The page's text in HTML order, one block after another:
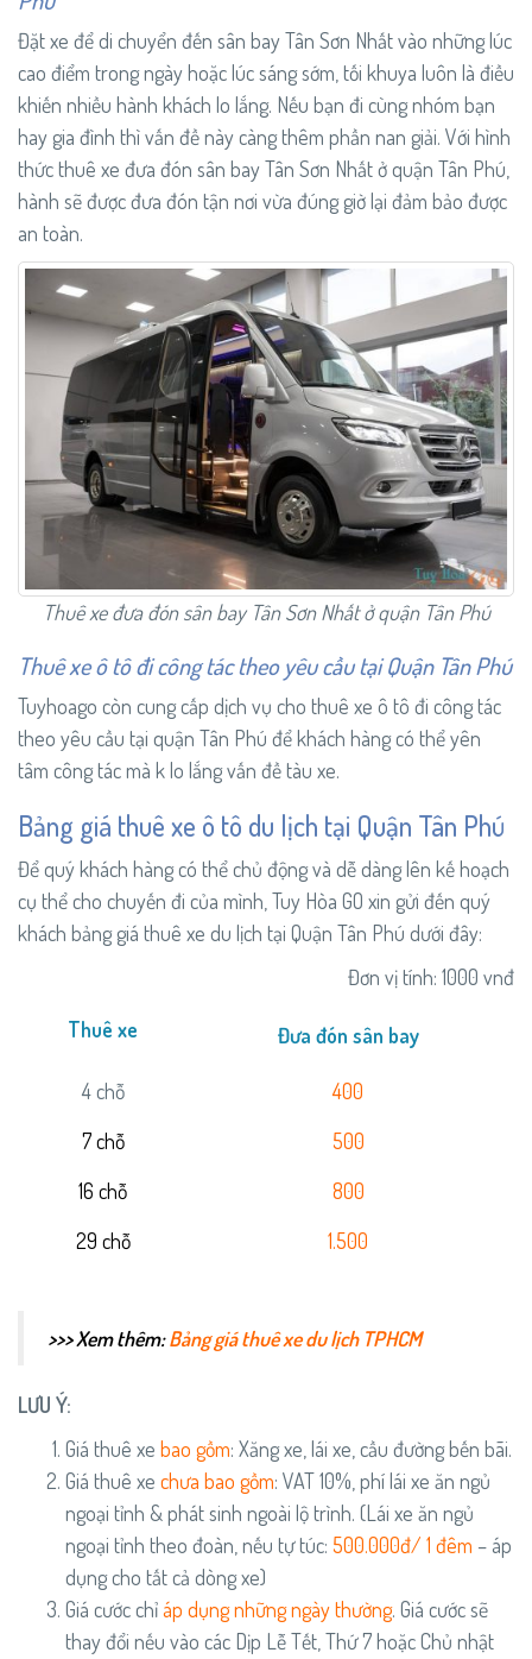
Đặt xe để di chuyển đến sân bay Tân Sơn Nhất vào những lúc
cao điểm trong ngày hoặc lúc sáng sớm, tối khuya luôn là điều
khiến nhiều hành khách lo lắng. Nếu bạn đi cùng nhóm bạn
hay gia đình thì vấn đề này càng thêm phần nan giải. Với hình
thức thuê xe đưa đón sân bay Tân Sơn Nhất ở quận Tân Phú,
hành sẽ được đưa đón tận nơi vừa đúng giờ lại đảm bảo được
an toàn.
Thuê xe đưa đón sân bay Tân Sơn Nhất ở quận Tân Phú
Thuê xe ô tô đi công tác theo yêu cầu tại Quận Tân Phú
Tuyhoago còn cung cấp dịch vụ cho thuê xe ô tô đi công tác
theo yêu cầu tại quận Tân Phú để khách hàng có thể yên
tâm công tác mà k lo lắng vấn đề tàu xe.
Bảng giá thuê xe ô tô du lịch tại Quận Tân Phú
Để quý khách hàng có thể chủ động và dễ dàng lên kế hoạch
cụ thể cho chuyến đi của mình, Tuy Hòa GO xin gửi đến quý
khách bảng giá thuê xe du lịch tại Quận Tân Phú dưới đây:
Đơn vị tính: 1000 vnđ
Thuê xe
Đưa đón sân bay
4 chỗ
400
7 chỗ
500
16 chỗ
800
29 chỗ
1.500
>>> Xem thêm:Bảng giá thuê xe du lịch TPHCM
LƯU Ý:
Giá thuê xe bao gồm: Xăng xe, lái xe, cầu đường bến bãi.
Giá thuê xe chưa bao gồm: VAT 10%, phí lái xe ăn ngủ
ngoại tỉnh & phát sinh ngoài lộ trình. (Lái xe ăn ngủ
ngoại tỉnh theo đoàn, nếu tự túc: 500.000đ/ 1 đêm – áp
dụng cho tất cả dòng xe)
Giá cước chỉáp dụng những ngày thường. Giá cước sẽ
thay đổi nếu vào các Dịp Lễ Tết, Thứ 7 hoặc Chủ nhật